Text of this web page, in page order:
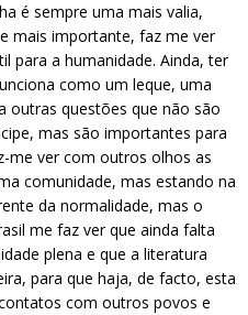
é sempre uma mais valia,
mais importante, faz me ver
para a humanidade. Ainda, ter
como um leque, uma
outras questões que não são
mas são importantes para
me ver com outros olhos as
comunidade, mas estando na
da normalidade, mas o
me faz ver que ainda falta
plena e que a literatura
para que haja, de facto, esta
com outros povos e